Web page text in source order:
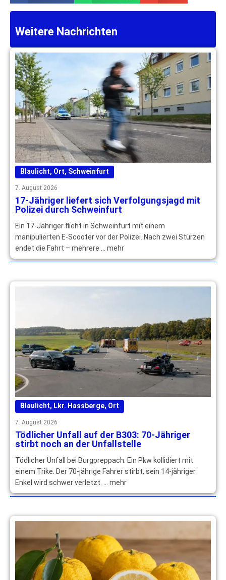
Weitere Nachrichten
Blaulicht, Ort, Schweinfurt
7. August 2026
17-Jähriger liefert sich Verfolgungsjagd mit
Polizei durch Schweinfurt
Ein 17-Jähriger flieht in Schweinfurt mit einem
manipulierten E-Scooter vor der Polizei. Nach zwei Stürzen
endet die Fahrt – mehrere … mehr
Blaulicht, Lkr. Hassberge, Ort
7. August 2026
Tödlicher Unfall auf der B303: 70-Jähriger
stirbt noch an der Unfallstelle
Tödlicher Unfall bei Burgpreppach: Ein Pkw kollidiert mit
einem Trike. Der 70-jährige Fahrer stirbt, sein 14-jähriger
Enkel wird schwer verletzt. … mehr